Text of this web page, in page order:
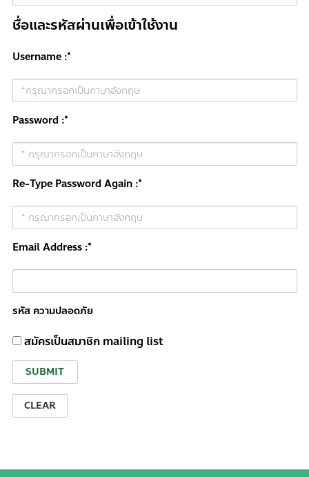
ชื่อและรหัสผ่านเพื่อเข้าใช้งาน
Username :*
Password :*
Re-Type Password Again :*
Email Address :*
รหัส ความปลอดภัย
สมัครเป็นสมาชิก mailing list